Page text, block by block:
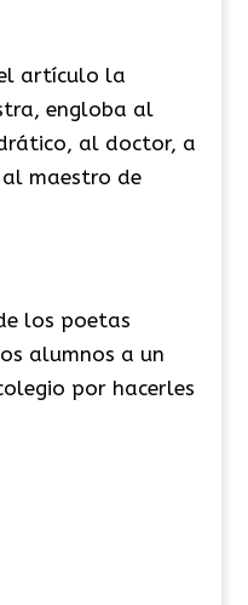
artículo la
engloba al
al doctor, a
maestro de
los poetas
alumnos a un
por hacerles